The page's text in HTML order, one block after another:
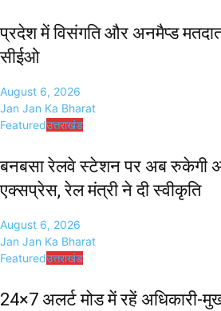
प्रदेश में विसंगति और अनमैप्ड
सीईओ
August 6, 2026
Jan Jan Ka Bharat
Featuredउत्तराखंड
बनबसा रेलवे स्टेशन पर अब रुकेगी
एक्सप्रेस, रेल मंत्री ने दी स्वीकृति
August 6, 2026
Jan Jan Ka Bharat
Featuredउत्तराखंड
24×7 अलर्ट मोड में रहें अधिकारी-